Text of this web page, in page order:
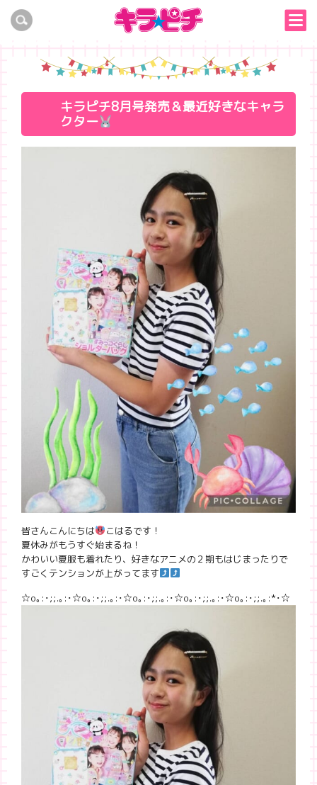
キラピチ8月号発売＆最近好きなキャラ
クター
皆さんこんにちは
こはるです！
夏休みがもうすぐ始まるね！
かわいい夏服も着れたり、好きなアニメの２期もはじまったりで
すごくテンションが上がってます
☆o｡:･;;.｡: ･☆o｡:･;;.｡: ･☆o｡:･;;.｡: ･☆o｡:･;;.｡: ･☆o｡:･;;.｡:*･☆